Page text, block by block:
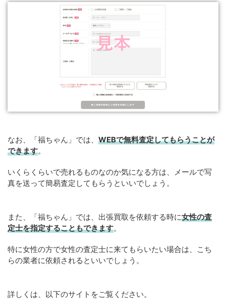
なお、「福ちゃん」では、 WEBで無料査定してもらうことが
できます。
いくらくらいで売れるものなのか気になる方は、メールで写
真を送って簡易査定してもらうといいでしょう。
また、「福ちゃん」では、出張買取を依頼する時に女性の査
定士を指定することもできます。
特に女性の方で女性の査定士に来てもらいたい場合は、こち
らの業者に依頼されるといいでしょう。
詳しくは、以下のサイトをご覧ください。